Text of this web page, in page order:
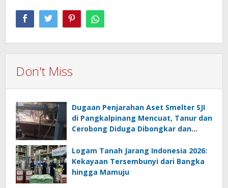
Don't Miss
Dugaan Penjarahan Aset Smelter SJI
di Pangkalpinang Mencuat, Tanur dan
Cerobong Diduga Dibongkar dan
Logam Tanah Jarang Indonesia 2026:
Kekayaan Tersembunyi dari Bangka
hingga Mamuju